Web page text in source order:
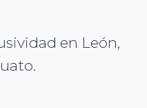
en León,